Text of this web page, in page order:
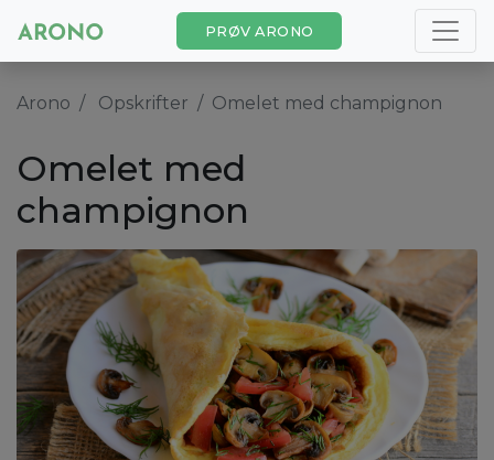
PRØV ARONO
Arono Opskrifter Omelet med champignon
Omelet med
champignon